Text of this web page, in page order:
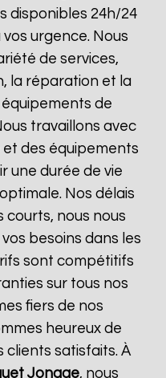
disponibles 24h/24
urgence. Nous
de services,
la réparation et la
de
travaillons avec
des équipements
une durée de vie
Nos délais
nous nous
besoins dans les
sont compétitifs
sur tous nos
fiers de nos
heureux de
clients satisfaits. À
Jonage, nous